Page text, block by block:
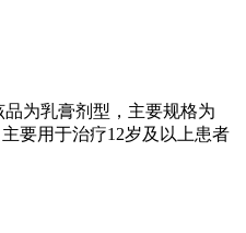
为乳膏剂型，主要规格为
要用于治疗12岁及以上患者